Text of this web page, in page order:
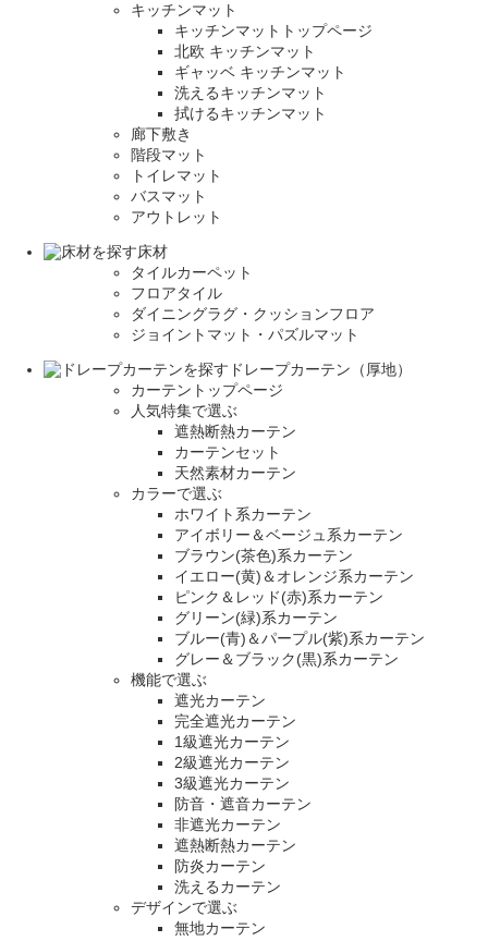
キッチンマット
キッチンマットトップページ
北欧 キッチンマット
ギャッベ キッチンマット
洗えるキッチンマット
拭けるキッチンマット
廊下敷き
階段マット
トイレマット
バスマット
アウトレット
床材
タイルカーペット
フロアタイル
ダイニングラグ・クッションフロア
ジョイントマット・パズルマット
ドレープカーテン（厚地）
カーテントップページ
人気特集で選ぶ
遮熱断熱カーテン
カーテンセット
天然素材カーテン
カラーで選ぶ
ホワイト系カーテン
アイボリー＆ベージュ系カーテン
ブラウン(茶色)系カーテン
イエロー(黄)＆オレンジ系カーテン
ピンク＆レッド(赤)系カーテン
グリーン(緑)系カーテン
ブルー(青)＆パープル(紫)系カーテン
グレー＆ブラック(黒)系カーテン
機能で選ぶ
遮光カーテン
完全遮光カーテン
1級遮光カーテン
2級遮光カーテン
3級遮光カーテン
防音・遮音カーテン
非遮光カーテン
遮熱断熱カーテン
防炎カーテン
洗えるカーテン
デザインで選ぶ
無地カーテン